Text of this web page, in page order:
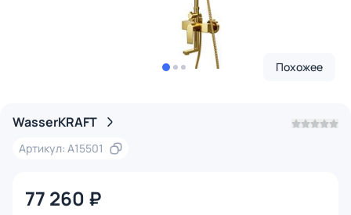
Похожее
WasserKRAFT
Артикул: A15501
77 260 ₽